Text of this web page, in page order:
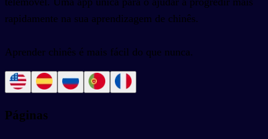
rapidamente na sua aprendizagem de chinês.
Aprender chinês é mais fácil do que nunca.
Páginas